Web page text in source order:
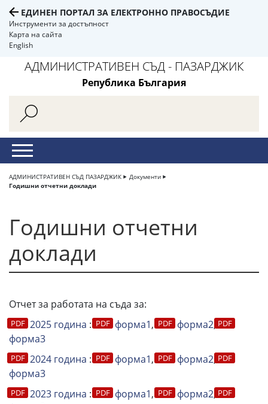
ЕДИНЕН ПОРТАЛ ЗА ЕЛЕКТРОННО ПРАВОСЪДИЕ
Инструменти за достъпност
Карта на сайта
English
АДМИНИСТРАТИВЕН СЪД - ПАЗАРДЖИК
Република България
АДМИНИСТРАТИВЕН СЪД ПАЗАРДЖИК
Документи
Годишни отчетни доклади
Годишни отчетни
доклади
Отчет за работата на съда за:
2025 година : форма1, форма2,
форма3
2024 година : форма1, форма2,
форма3
2023 година : форма1, форма2,